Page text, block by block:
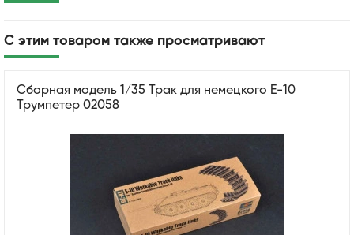
С этим товаром также просматривают
Сборная модель 1/35 Трак для немецкого E-10
Трумпетер 02058